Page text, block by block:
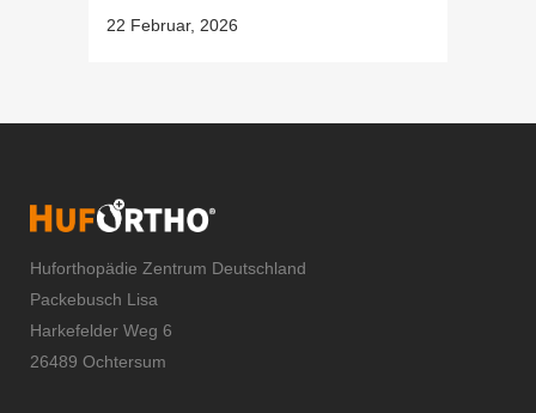
22 Februar, 2026
Huforthopädie Zentrum Deutschland
Packebusch Lisa
Harkefelder Weg 6
26489 Ochtersum